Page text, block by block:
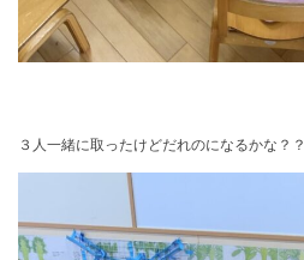
３人一緒に取ったけどだれのになるかな？？